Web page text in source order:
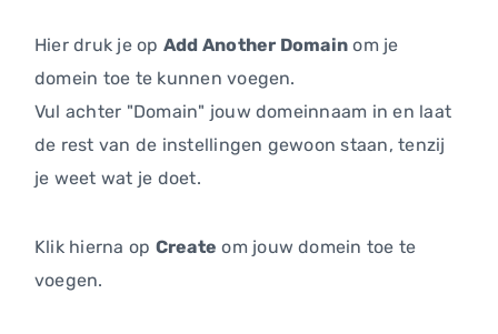
Hier druk je op Add Another Domain om je
domein toe te kunnen voegen.
Vul achter "Domain" jouw domeinnaam in en laat
de rest van de instellingen gewoon staan, tenzij
je weet wat je doet.
Klik hierna op Create om jouw domein toe te
voegen.